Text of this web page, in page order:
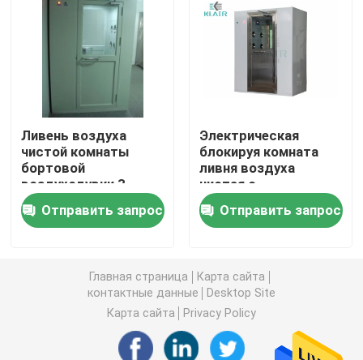
Блок фильтра ФФУ вентилятора
Ливень воздуха чистой комнаты
Воздушные фильтры будочки брызг
Воздушный фильтр активированного угля
плиссированные воздушные фильтры
фильтры очистителя воздуха
Ливень воздуха
чистой комнаты
бортовой
воздуходувки 3
автоматический с
регулируемыми
соплами
Отправить запрос
Электрическая
блокируя комната
ливня воздуха
чистая с
аттестованным Се
фильтра Хепа
Отправить запрос
Главная страница
Карта сайта
контактные данные
Desktop Site
Карта сайта
Privacy Policy